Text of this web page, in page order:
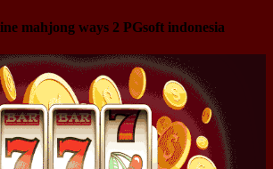
mahjong ways 2 PGsoft indonesia